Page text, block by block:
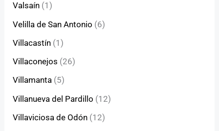
Valsaín (1)
Velilla de San Antonio (6)
Villacastín (1)
Villaconejos (26)
Villamanta (5)
Villanueva del Pardillo (12)
Villaviciosa de Odón (12)